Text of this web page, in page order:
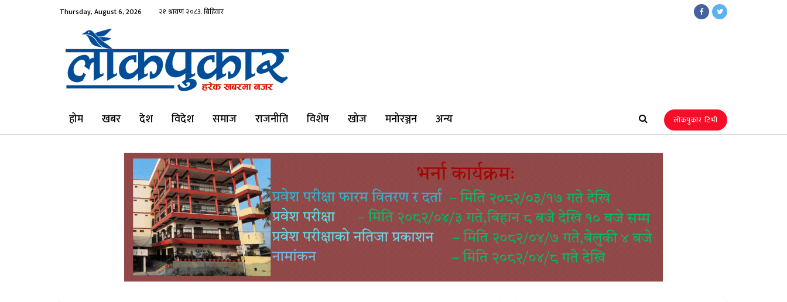
Thursday, August 6, 2026
होम खबर देश विदेश समाज राजनीति विशेष खोज मनोरञ्जन अन्य लोकपुकार टिभी